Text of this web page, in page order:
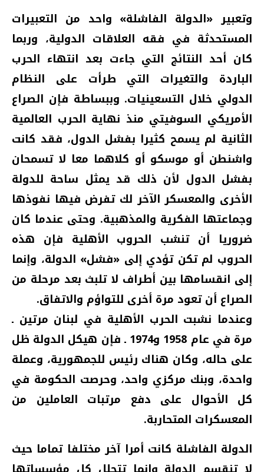
وتعبير «الدولة الفاشلة» واحد من التعبيرات
المستحدثة في فقه العلاقات الدولية، وربما
كان أحد النتائج التي جاءت بعد انتهاء الحرب
الباردة والتغيرات التي طرأت على النظام
الدولي خلال التسعينيات. وببساطة فإن الصراع
الأمريكي السوفيتي منذ نهاية الحرب العالمية
الثانية لم يسمح كثيرا بفشل الدول، فقد كانت
واشنطن أو موسكو أو كلاهما معا لا تسمحان
بفشل الدول لأن ذلك قد يمثل ساحة للدولة
الأخرى والمعسكر الآخر لك تفرض فيها نفوذها
وجماعتها الفكرية والمذهبية. وحتى عندما كان
ضروريا أن تنشب الحروب الأهلية فإن هذه
الحروب لم تكن تؤدي إلى «فشل» الدولة، وإنما
إلى انقسامها بين أطراف لا تلبث بعد مرحلة من
الصراع أن تعود مرة أخرى للتواؤم والاتفاق.
وعندما نشبت الحرب الأهلية في لبنان مرتين ـ
مرة في عام 1958 و1974 ـ فإن هيكل الدولة ظل
على حاله، وكان هناك رئيس للجمهورية، وعملة
واحدة، وبنك مركزي واحد، وحرصت الحكومة في
كل الأحوال على دفع مرتبات العاملين من
المعسكرات المتحاربة.
الدولة الفاشلة كانت أمرا آخر مختلفا تماما حيث